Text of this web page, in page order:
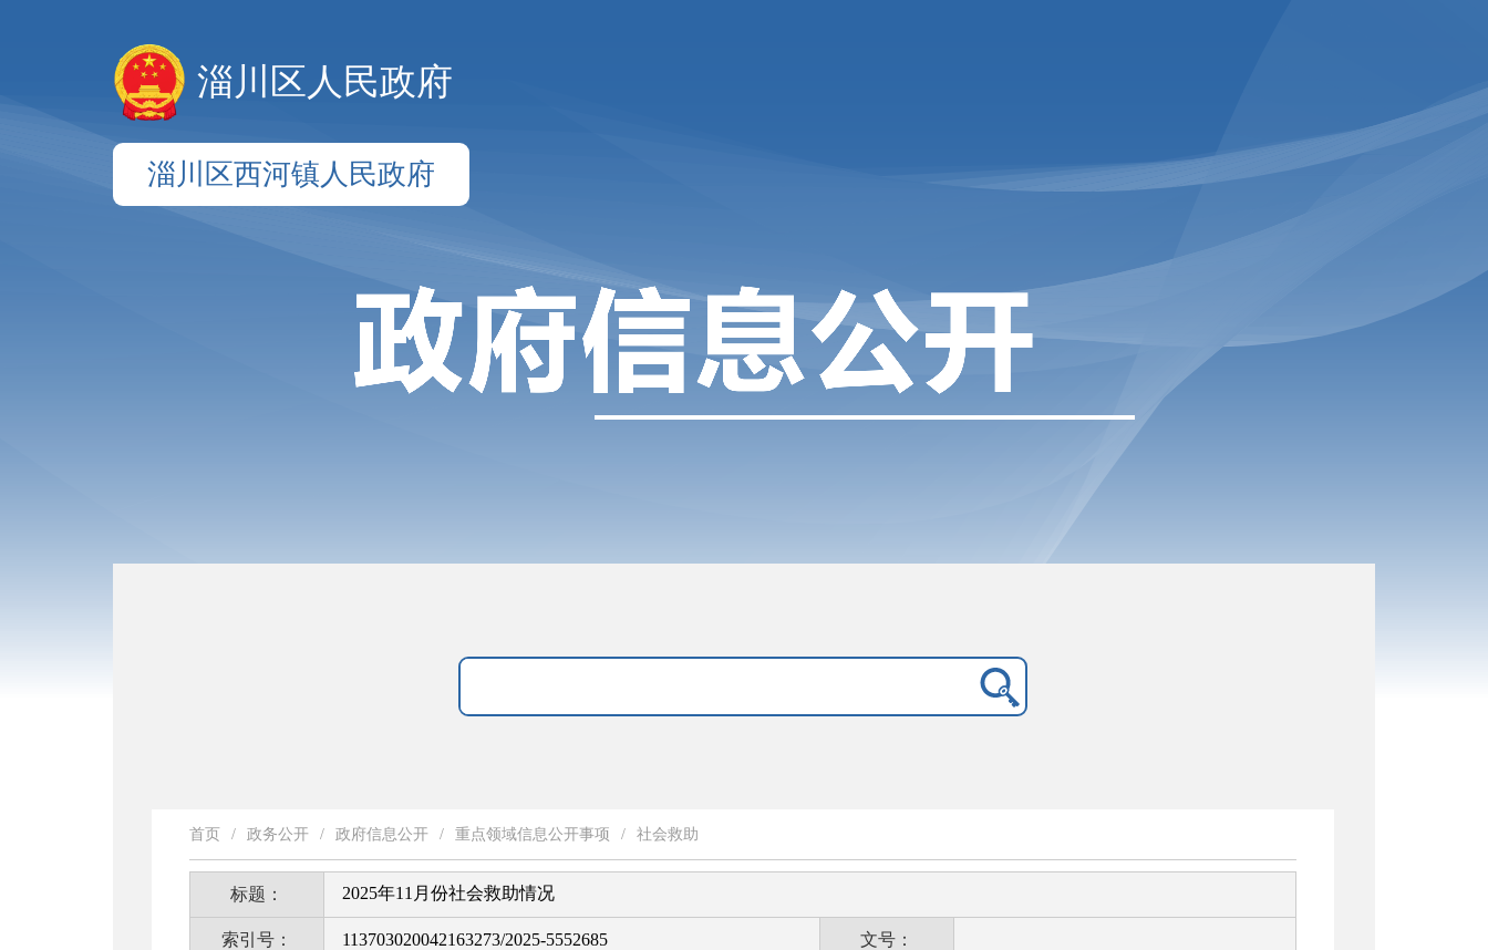
淄川区人民政府
淄川区西河镇人民政府
首页 / 政务公开 / 政府信息公开 / 重点领域信息公开事项 / 社会救助
标题： 2025年11月份社会救助情况
索引号： 113703020042163273/2025-5552685 文号：